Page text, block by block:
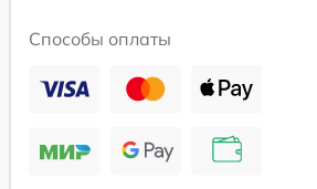
Способы оплаты